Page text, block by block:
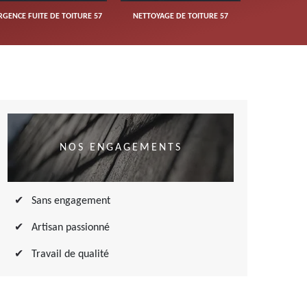
FUITE DE TOITURE 57 NETTOYAGE DE TOITURE 57
NOS ENGAGEMENTS
Sans engagement
Artisan passionné
Travail de qualité